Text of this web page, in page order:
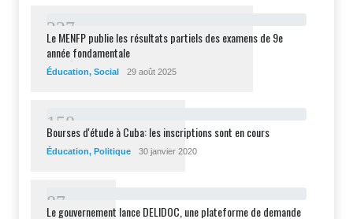
227
Le MENFP publie les résultats partiels des examens de 9e
année fondamentale
Éducation, Social 29 août 2025
1 58
Bourses d'étude à Cuba: les inscriptions sont en cours
Éducation, Politique 30 janvier 2020
87
Le gouvernement lance DELIDOC, une plateforme de demande